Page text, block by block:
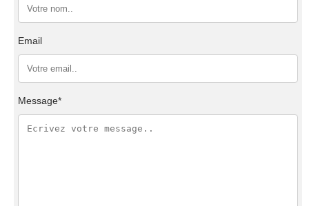
Email
Message*